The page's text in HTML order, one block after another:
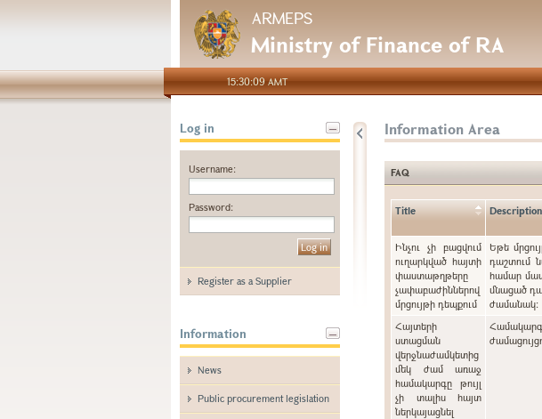
ARMEPS
Ministry of Finance of RA
15:30:09 AMT
Log in
Username:
Password:
Register as a Supplier
Information
News
Public procurement legislation
Information Area
FAQ
Title
Ինչու չի բացվում
ուղարկված հայտի
փաստաթղթերը
չափաբաժիններով
մրցույթի դեպքում
Եթե
դաշտում
համար
մնացած
ժամանակ:
Հայտերի
ստացման
վերջնաժամկետից
մեկ ժամ առաջ
համակարգը թույլ
չի տալիս հայտ
ներկայացնել